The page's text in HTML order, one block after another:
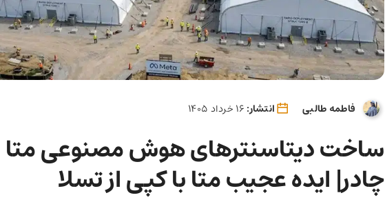
فاطمه طالبی انتشار:
ساخت دیتاسنترهای هوش مصنوعی
چادر| ایده عجیب متا با کپی از تسلا